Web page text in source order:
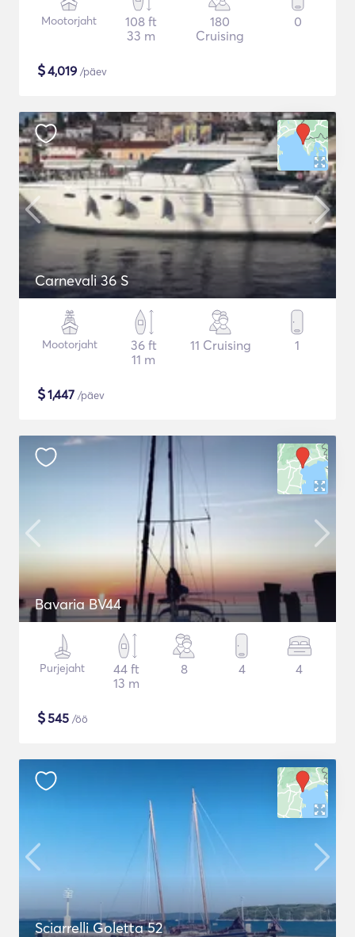
Mootorjaht
108 ft
33 m
180
Cruising
0
$4,019 /päev
Carnevali 36 S
Mootorjaht
36 ft
11 m
11 Cruising 1
$1,447 /päev
Bavaria BV44
Purjejaht
44 ft
13 m
8 4 4
$545 /öö
Sciarrelli Goletta 52